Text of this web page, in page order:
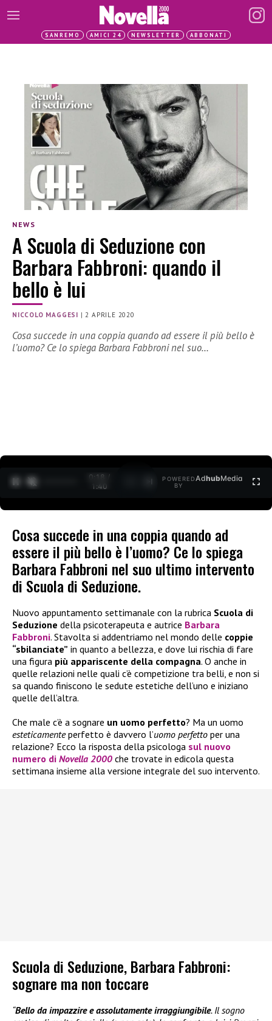
SANREMO AMICI 24 NEWSLETTER ABBONATI
NEWS
A Scuola di Seduzione con
Barbara Fabbroni: quando il
bello è lui
NICCOLO MAGGESI |2 APRILE 2020
Cosa succede in una coppia quando ad essere il più bello è
l’uomo? Ce lo spiega Barbara Fabbroni nel suo…
0:20 /
1:40
POWERED
BY
AdhubMedia
Cosa succede in una coppia quando ad
essere il più bello è l’uomo? Ce lo spiega
Barbara Fabbroni nel suo ultimo intervento
di Scuola di Seduzione.
Nuovo appuntamento settimanale con la rubrica Scuola di
Seduzione della psicoterapeuta e autrice Barbara
Fabbroni. Stavolta si addentriamo nel mondo delle coppie
“sbilanciate” in quanto a bellezza, e dove lui rischia di fare
una figura più appariscente della compagna. O anche in
quelle relazioni nelle quali c’è competizione tra belli, e non si
sa quando finiscono le sedute estetiche dell’uno e iniziano
quelle dell’altra.
Che male c’è a sognare un uomo perfetto? Ma un uomo
esteticamenteperfetto è davvero l’uomo perfetto per una
relazione? Ecco la risposta della psicologa sul nuovo
numero di Novella 2000 che trovate in edicola questa
settimana insieme alla versione integrale del suo intervento.
Scuola di Seduzione, Barbara Fabbroni:
sognare ma non toccare
“Bello da impazzire e assolutamente irraggiungibile. Il sogno